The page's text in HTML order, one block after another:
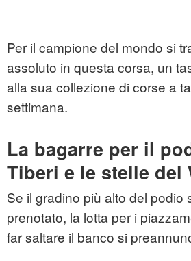
Per il campione del mondo si
assoluto in questa corsa, un
alla sua collezione di corse a
settimana.
La bagarre per il
Tiberi e le stelle del
Se il gradino più alto del podio
prenotato, la lotta per i
far saltare il banco si